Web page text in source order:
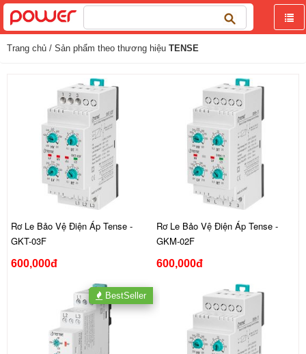
Tìm
kiếm
Trang chủ / Sản phẩm theo thương hiệu TENSE
Rơ Le Bảo Vệ Điện Áp Tense -
GKT-03F
600,000đ
Rơ Le Bảo Vệ Điện Áp Tense -
GKM-02F
600,000đ
BestSeller